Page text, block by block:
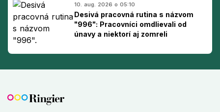
10. aug. 2026 o 05:10
Desivá pracovná rutina s názvom
"996": Pracovníci omdlievali od
únavy a niektorí aj zomreli